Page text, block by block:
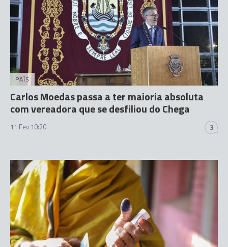
PAÍS
Carlos Moedas passa a ter maioria absoluta
com vereadora que se desfiliou do Chega
11 Fev 10:20 3